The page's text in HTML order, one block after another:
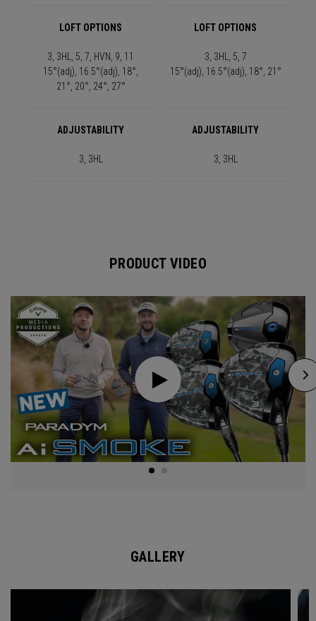
LOFT OPTIONS LOFT OPTIONS
3, 3HL, 5, 7, HVN, 9, 11
15°(adj), 16.5°(adj), 18°,
21°, 20°, 24°, 27°
3, 3HL, 5, 7
15°(adj), 16.5°(adj), 18°, 21°
ADJUSTABILITY ADJUSTABILITY
3, 3HL 3, 3HL
PRODUCT VIDEO
GALLERY